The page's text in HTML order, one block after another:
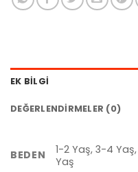
EK BILGI
DEĞERLENDIRMELER (0)
BEDEN
1-2 Yaş, 3-4
Yaş